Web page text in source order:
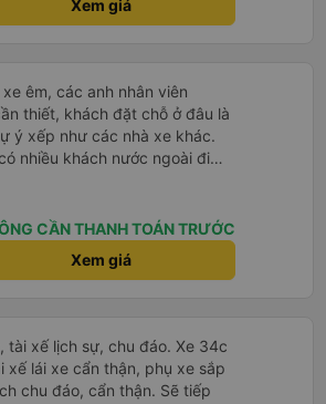
ơn từ tận đáy lòng.. 79-
Chuyện gì xảy ra với
và tôi đang nói về nó. ạn
nghĩ tài xế đã giúp tôi vì nhìn
nghĩ rằng sẽ rất nguy hiểm
các bạn rất nhiều.
mình hỗ trợ ạ. Số mình
16/1. À các bạn nữ lễ tân xinh
nhưng đủ để đánh giá
Xem giá
êm, các anh nhân viên
thiết, khách đặt chỗ ở đâu là
ý xếp như các nhà xe khác.
nhiều khách nước ngoài đi
CẦN THANH TOÁN TRƯỚC
Xem giá
tài xế lịch sự, chu đáo. Xe 34c
xế lái xe cẩn thận, phụ xe sắp
chu đáo, cẩn thận. Sẽ tiếp